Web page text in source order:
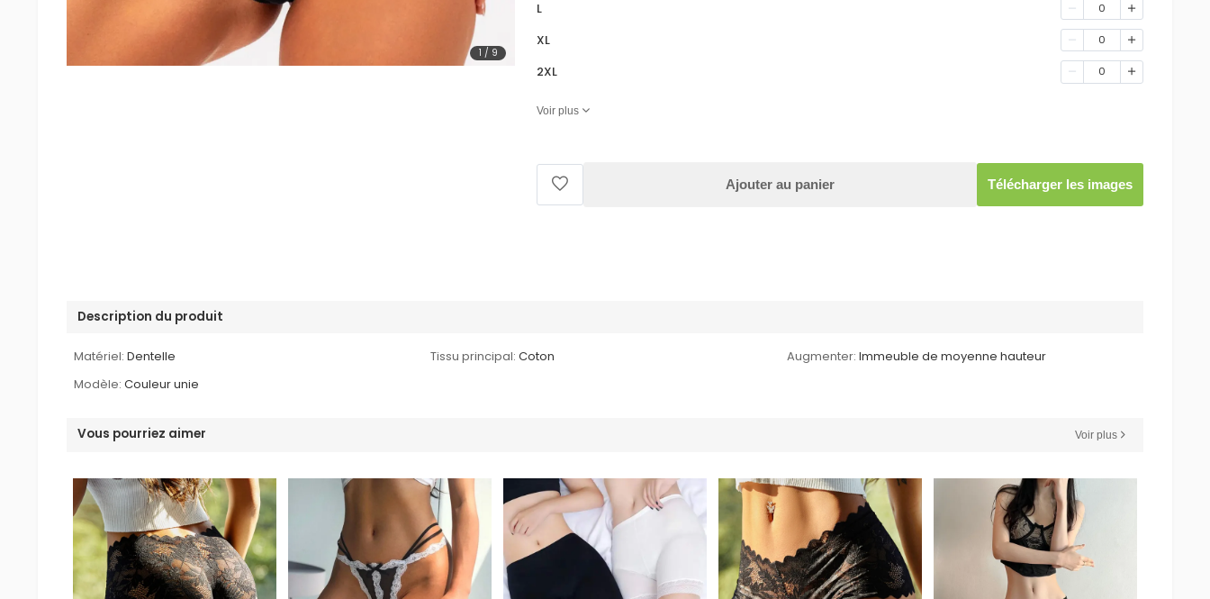
1 / 9
L 0
XL 0
2XL 0
Voir plus
Ajouter au panier Télécharger les images
Description du produit
Matériel: Dentelle Tissu principal: Coton Augmenter: Immeuble de moyenne hauteur
Modèle: Couleur unie
Vous pourriez aimer Voir plus